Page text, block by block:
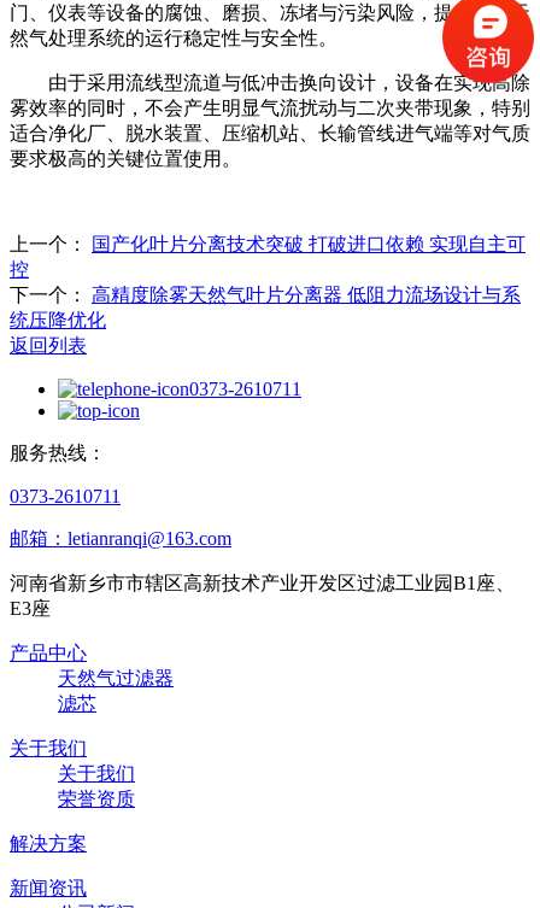
门、仪表等设备的腐蚀、磨损、冻堵与污染风险，提升整个天
然气处理系统的运行稳定性与安全性。
由于采用流线型流道与低冲击换向设计，设备在实现高除
雾效率的同时，不会产生明显气流扰动与二次夹带现象，特别
适合净化厂、脱水装置、压缩机站、长输管线进气端等对气质
要求极高的关键位置使用。
上一个：
国产化叶片分离技术突破 打破进口依赖 实现自主可
控
下一个：
高精度除雾天然气叶片分离器 低阻力流场设计与系
统压降优化
返回列表
0373-2610711
服务热线：
0373-2610711
邮箱：letianranqi@163.com
河南省新乡市市辖区高新技术产业开发区过滤工业园B1座、
E3座
产品中心
天然气过滤器
滤芯
关于我们
关于我们
荣誉资质
解决方案
新闻资讯